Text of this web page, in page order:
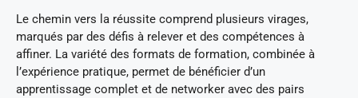
Le chemin vers la réussite comprend plusieurs virages,
marqués par des défis à relever et des compétences à
affiner. La variété des formats de formation, combinée à
l’expérience pratique, permet de bénéficier d’un
apprentissage complet et de networker avec des pairs